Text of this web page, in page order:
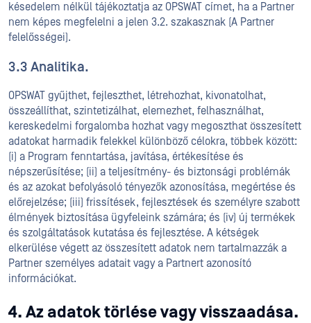
késedelem nélkül tájékoztatja az OPSWAT címet, ha a Partner
nem képes megfelelni a jelen 3.2. szakasznak (A Partner
felelősségei).
3.3 Analitika.
OPSWAT gyűjthet, fejleszthet, létrehozhat, kivonatolhat,
összeállíthat, szintetizálhat, elemezhet, felhasználhat,
kereskedelmi forgalomba hozhat vagy megoszthat összesített
adatokat harmadik felekkel különböző célokra, többek között:
(i) a Program fenntartása, javítása, értékesítése és
népszerűsítése; (ii) a teljesítmény- és biztonsági problémák
és az azokat befolyásoló tényezők azonosítása, megértése és
előrejelzése; (iii) frissítések, fejlesztések és személyre szabott
élmények biztosítása ügyfeleink számára; és (iv) új termékek
és szolgáltatások kutatása és fejlesztése. A kétségek
elkerülése végett az összesített adatok nem tartalmazzák a
Partner személyes adatait vagy a Partnert azonosító
információkat.
4. Az adatok törlése vagy visszaadása.